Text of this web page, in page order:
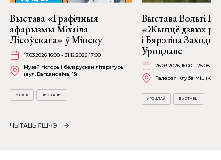
Выстава «Графічныя
афарызмы Міхаіла
Лісоўскага» ў Мінску
17.03.2026 16:00 - 31.12.2026 17:00
Музей гісторыі беларускай літаратуры
(вул. Багдановіча, 13)
МІНСК ВЫСТАВЫ
Выстава Вольгі
«Жыццё дзвюх
і Бярэзіна
Уроцлаве
26.03.2026 16:00 -
Галерэя Клуба MiL
УРОЦЛАЎ ВЫСТАВЫ
ЧЫТАЦЬ ЯШЧЭ